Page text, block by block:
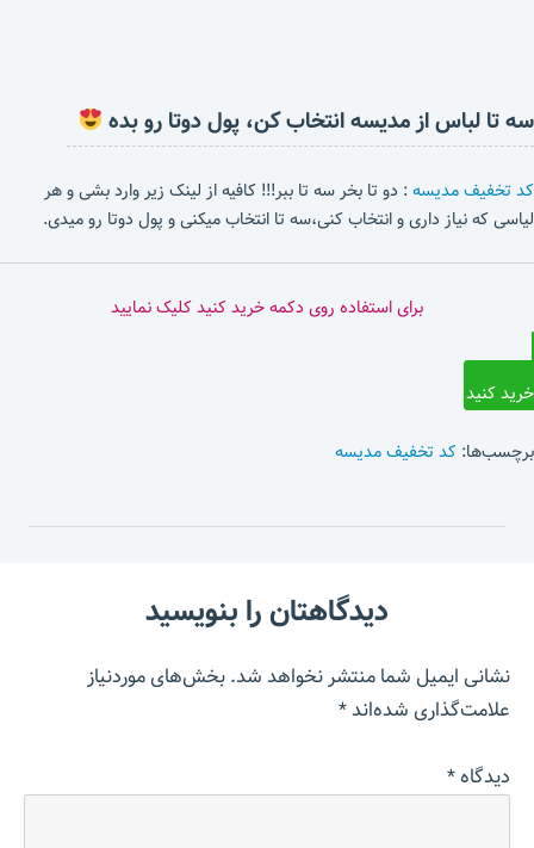
سه تا لباس از مدیسه انتخاب کن، پول دوتا رو بده
کد تخفیف مدیسه: دو تا بخر سه تا ببر!!! کافیه از لینک زیر وارد بشی و هر
لیاسی که نیاز داری و انتخاب کنی،سه تا انتخاب میکنی و پول دوتا رو میدی.
برای استفاده روی دکمه خرید کنید کلیک نمایید
خرید کنید
برچسب‌ها: کد تخفیف مدیسه
دیدگاهتان را بنویسید
نشانی ایمیل شما منتشر نخواهد شد.بخش‌های موردنیاز
علامت‌گذاری شده‌اند*
دیدگاه*